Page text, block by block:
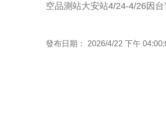
空品測站大安站4/24-4/26因
發布日期： 2026/4/22 下午